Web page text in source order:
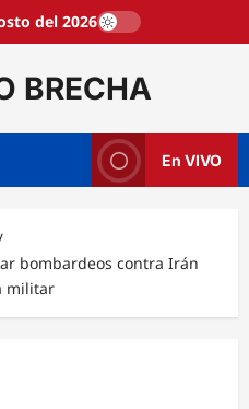
del 2026
BRECHA
En VIVO
bombardeos contra Irán
militar